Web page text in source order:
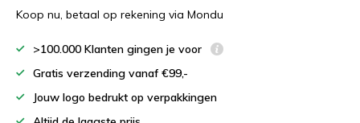
Koop nu, betaal op rekening via Mondu
>100.000 Klanten gingen je voor
Gratis verzending vanaf €99,-
Jouw logo bedrukt op verpakkingen